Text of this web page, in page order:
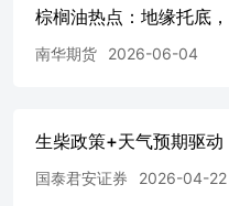
需
告
件
策
棕榈油热点：地缘托底
南华期货 2026-06-04
生柴政策+天气预期驱
国泰君安证券 2026-04-22